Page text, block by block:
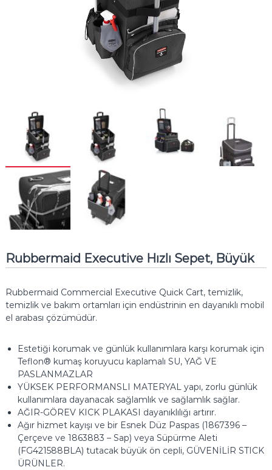
Rubbermaid Executive Hızlı Sepet, Büyük
Rubbermaid Commercial Executive Quick Cart, temizlik,
temizlik ve bakım ortamları için endüstrinin en dayanıklı mobil
el arabası çözümüdür.
Estetiği korumak ve günlük kullanımlara karşı korumak için
Teflon® kumaş koruyucu kaplamalı SU, YAĞ VE
PASLANMAZLAR
YÜKSEK PERFORMANSLI MATERYAL yapı, zorlu günlük
kullanımlara dayanacak sağlamlık ve sağlamlık sağlar.
AĞIR-GÖREV KICK PLAKASI dayanıklılığı artırır.
Ağır hizmet kayışı ve bir Esnek Düz Paspas (1867396 –
Çerçeve ve 1863883 – Sap) veya Süpürme Aleti
(FG421588BLA) tutacak büyük ön cepli, GÜVENİLİR STICK
ÜRÜNLER.